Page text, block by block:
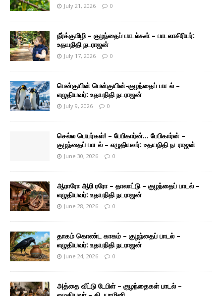
July 21, 2026 0
நீர்க்குமிழி – குழந்தைப் பாடல்கள் – பாடலாசிரியர்:
உதயநிதி நடராஜன்
July 17, 2026 0
பென்குயின் பென்குயின்-குழந்தைப் பாடல் –
எழுதியவர்: உதயநிதி நடராஜன்
July 9, 2026 0
செல்ல பெயர்கள்! – பேபிகார்ன்… பேபிகார்ன் –
குழந்தைப் பாடல் – எழுதியவர்: உதயநிதி நடராஜன்
June 30, 2026 0
ஆராரோ ஆரி ரரோ – தாலாட்டு – குழந்தைப் பாடல் –
எழுதியவர்: உதயநிதி நடராஜன்
June 28, 2026 0
தாகம் கொண்ட காகம் – குழந்தைப் பாடல் –
எழுதியவர்: உதயநிதி நடராஜன்
June 24, 2026 0
அத்தை வீட்டு டேபிள் – குழந்தைகள் பாடல் –